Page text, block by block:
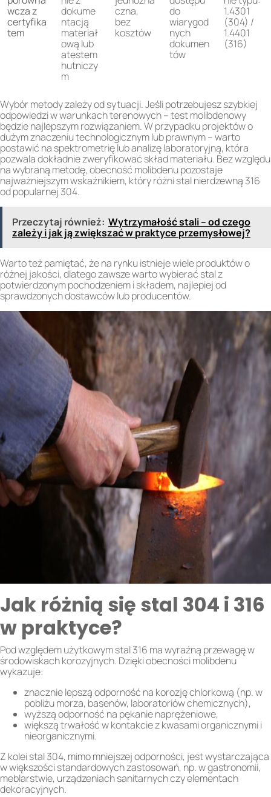
wcza z
certyfika
tem
dokume
ntacją
materiał
ową lub
atestem
hutniczy
m
czna,
bez
kosztów
do
wiarygod
nych
dokumen
tów
1.4301
(304) /
1.4401
(316)
Wybór metody zależy od sytuacji. Jeśli potrzebujesz szybkiej
odpowiedzi w warunkach terenowych – test molibdenowy
będzie najlepszym rozwiązaniem. W przypadku projektów o
dużym znaczeniu technologicznym lub prawnym – warto
postawić na spektrometrię lub analizę laboratoryjną, która
pozwala dokładnie zweryfikować skład materiału. Bez względu
na wybraną metodę, obecność molibdenu pozostaje
najważniejszym wskaźnikiem, który różni stal nierdzewną 316
od popularnej 304.
Przeczytaj również: Wytrzymałość stali – od czego
zależy i jak ją zwiększać w praktyce przemysłowej?
Warto też pamiętać, że na rynku istnieje wiele produktów o
różnej jakości, dlatego zawsze warto wybierać stal z
potwierdzonym pochodzeniem i składem, najlepiej od
sprawdzonych dostawców lub producentów.
Jak różnią się stal 304 i 316
w praktyce?
Pod względem użytkowym stal 316 ma wyraźną przewagę w
środowiskach korozyjnych. Dzięki obecności molibdenu
wykazuje:
znacznie lepszą odporność na korozję chlorkową (np. w
pobliżu morza, basenów, laboratoriów chemicznych),
wyższą odporność na pękanie naprężeniowe,
większą trwałość w kontakcie z kwasami organicznymi i
nieorganicznymi.
Z kolei stal 304, mimo mniejszej odporności, jest wystarczająca
w większości standardowych zastosowań, np. w gastronomii,
meblarstwie, urządzeniach sanitarnych czy elementach
dekoracyjnych.